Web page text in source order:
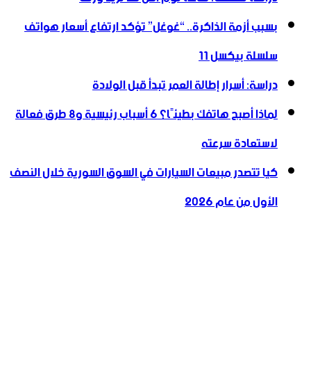
بسبب أزمة الذاكرة.. “غوغل” تؤكد ارتفاع أسعار هواتف
سلسلة بيكسل 11
دراسة: أسرار إطالة العمر تبدأ قبل الولادة
لماذا أصبح هاتفك بطيئًا؟ 6 أسباب رئيسية و8 طرق فعالة
لاستعادة سرعته
كيا تتصدر مبيعات السيارات في السوق السورية خلال النصف
الأول من عام 2026